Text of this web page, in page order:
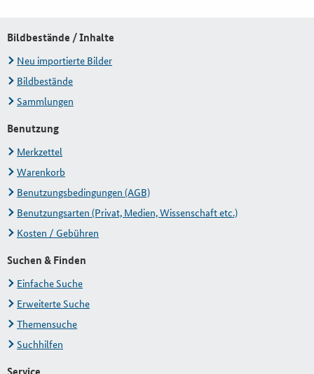
Bildbestände / Inhalte
Neu importierte Bilder
Bildbestände
Sammlungen
Benutzung
Merkzettel
Warenkorb
Benutzungsbedingungen (AGB)
Benutzungsarten (Privat, Medien, Wissenschaft etc.)
Kosten / Gebühren
Suchen & Finden
Einfache Suche
Erweiterte Suche
Themensuche
Suchhilfen